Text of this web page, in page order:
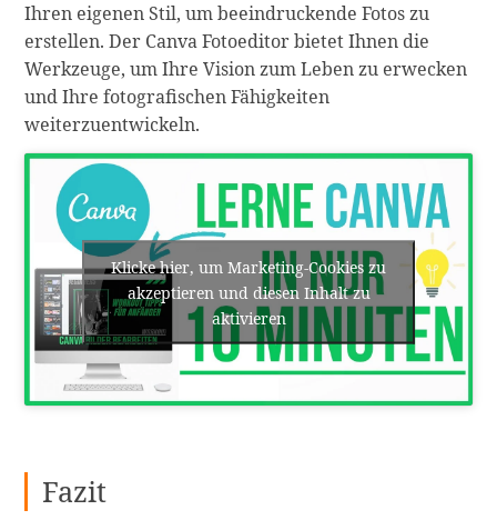
Ihren eigenen Stil, um beeindruckende Fotos zu
erstellen. Der Canva Fotoeditor bietet Ihnen die
Werkzeuge, um Ihre Vision zum Leben zu erwecken
und Ihre fotografischen Fähigkeiten
weiterzuentwickeln.
Klicke hier, um Marketing-Cookies zu
akzeptieren und diesen Inhalt zu
aktivieren
Fazit